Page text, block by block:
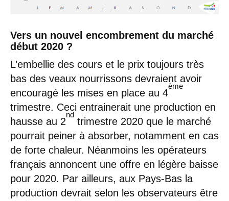
Vers un nouvel encombrement du marché
début 2020 ?
L’embellie des cours et le prix toujours très
bas des veaux nourrissons devraient avoir
encouragé les mises en place au 4
ème
trimestre. Ceci entrainerait une production en
hausse au 2
nd
trimestre 2020 que le marché
pourrait peiner à absorber, notamment en cas
de forte chaleur. Néanmoins les opérateurs
français annoncent une offre en légère baisse
pour 2020. Par ailleurs, aux Pays-Bas la
production devrait selon les observateurs être